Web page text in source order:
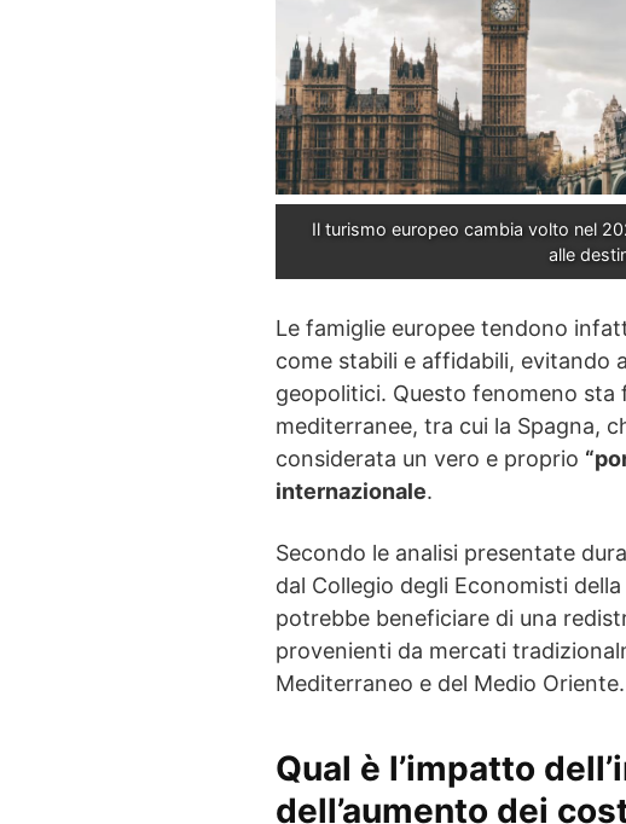
Il turismo europeo cambia volto nel
alle
Le famiglie europee tendono
come stabili e affidabili, evitando
geopolitici. Questo fenomeno
mediterranee, tra cui la Spagna,
considerata un vero e proprio
internazionale.
Secondo le analisi presentate
dal Collegio degli Economisti
potrebbe beneficiare di una
provenienti da mercati
Mediterraneo e del Medio Oriente.
Qual è l’impatto
dell’aumento dei